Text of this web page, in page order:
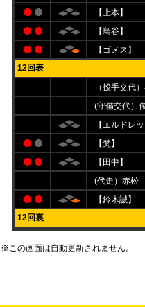
【上本】
【鳥谷】
【ゴメス】
12回表
（投手交
(守備交代）
【エルドレ
【梵】
【田中】
(代走）赤松
【鈴木誠】
12回裏
※この画面は自動更新されません。